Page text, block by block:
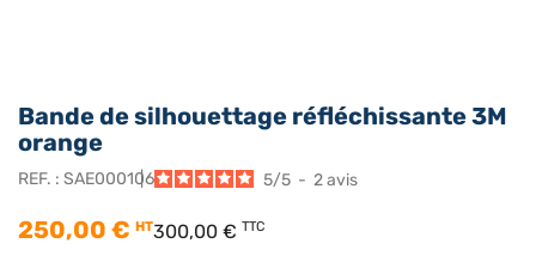
Bande de silhouettage réfléchissante 3M
orange
REF. : SAE000106 5/5 - 2avis
250,00 € HT300,00 € TTC